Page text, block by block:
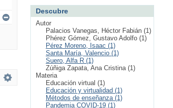
Descubre
Autor
Palacios Vanegas, Héctor Fabián (1)
Phérez Gómez, Gustavo Adolfo (1)
Pérez Moreno, Isaac (1)
Santa María, Valencio (1)
Suero, Alfa R (1)
Zúñiga Zapata, Ana Cristina (1)
Materia
Educación virtual (1)
Educación y virtualidad (1)
Métodos de enseñanza (1)
Pandemia COVID-19 (1)